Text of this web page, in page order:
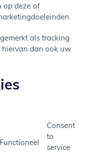
op deze of
als tracking
hiervan dan ook uw
Consent
to
service